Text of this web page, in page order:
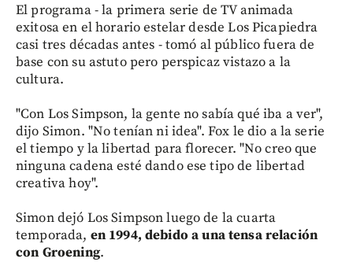
El programa - la primera serie de TV animada
exitosa en el horario estelar desde Los Picapiedra
casi tres décadas antes - tomó al público fuera de
base con su astuto pero perspicaz vistazo a la
cultura.
"Con Los Simpson, la gente no sabía qué iba a ver",
dijo Simon. "No tenían ni idea". Fox le dio a la serie
el tiempo y la libertad para florecer. "No creo que
ninguna cadena esté dando ese tipo de libertad
creativa hoy".
Simon dejó Los Simpson luego de la cuarta
temporada, en 1994, debido a una tensa relación
con Groening.